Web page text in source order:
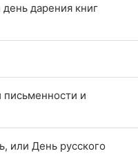
дарения книг
письменности и
или День русского